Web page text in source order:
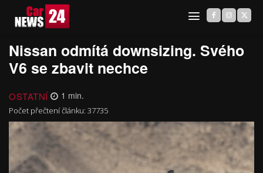
Nissan odmítá downsizing. Svého
V6 se zbavit nechce
OSTATNÍ 1 min.
Počet přečtení článku: 37735